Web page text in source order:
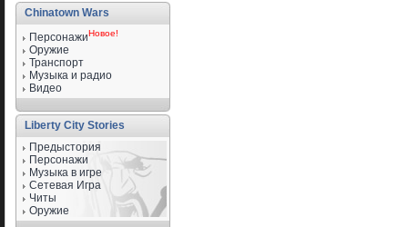
Chinatown Wars
ПерсонажиНовое!
Оружие
Транспорт
Музыка и радио
Видео
Liberty City Stories
Предыстория
Персонажи
Музыка в игре
Сетевая Игра
Читы
Оружие